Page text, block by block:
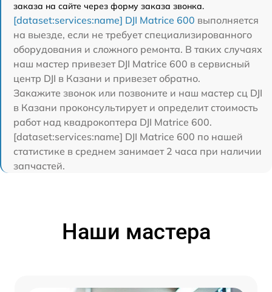
заказа на сайте через форму заказа звонка.
[dataset:services:name] DJI Matrice 600 выполняется
на выезде, если не требует специализированного
оборудования и сложного ремонта. В таких случаях
наш мастер привезет DJI Matrice 600 в сервисный
центр DJI в Казани и привезет обратно.
Закажите звонок или позвоните и наш мастер сц DJI
в Казани проконсультирует и определит стоимость
работ над квадрокоптера DJI Matrice 600.
[dataset:services:name] DJI Matrice 600 по нашей
статистике в среднем занимает 2 часа при наличии
запчастей.
Наши мастера